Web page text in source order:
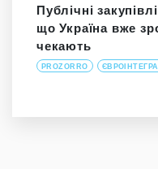
Публічні
що Україна вже
чекають
PROZORRO